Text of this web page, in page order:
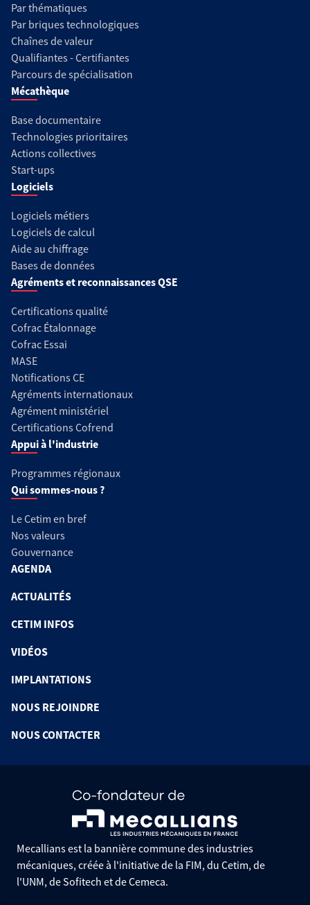
Par thématiques
Par briques technologiques
Chaînes de valeur
Qualifiantes - Certifiantes
Parcours de spécialisation
Mécathèque
Base documentaire
Technologies prioritaires
Actions collectives
Start-ups
Logiciels
Logiciels métiers
Logiciels de calcul
Aide au chiffrage
Bases de données
Agréments et reconnaissances QSE
Certifications qualité
Cofrac Étalonnage
Cofrac Essai
MASE
Notifications CE
Agréments internationaux
Agrément ministériel
Certifications Cofrend
Appui à l'industrie
Programmes régionaux
Qui sommes-nous ?
Le Cetim en bref
Nos valeurs
Gouvernance
AGENDA
ACTUALITÉS
CETIM INFOS
VIDÉOS
IMPLANTATIONS
NOUS REJOINDRE
NOUS CONTACTER
Mecallians est la bannière commune des industries
mécaniques, créée à l'initiative de la FIM, du Cetim, de
l'UNM, de Sofitech et de Cemeca.